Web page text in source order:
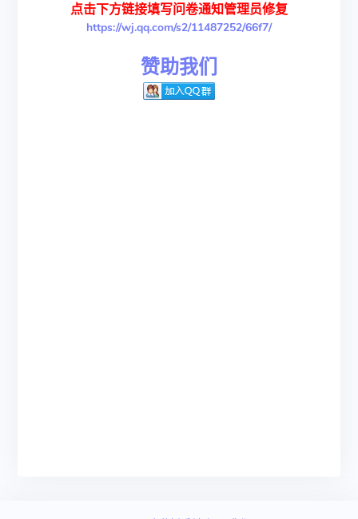
点击下方链接填写问卷通知管理员修复
https://wj.qq.com/s2/11487252/66f7/
赞助我们